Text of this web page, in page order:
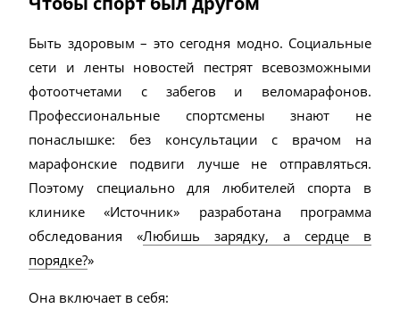
Быть здоровым – это сегодня модно. Социальные
сети и ленты новостей пестрят всевозможными
фотоотчетами с забегов и веломарафонов.
Профессиональные спортсмены знают не
понаслышке: без консультации с врачом на
марафонские подвиги лучше не отправляться.
Поэтому специально для любителей спорта в
клинике «Источник» разработана программа
обследования «Любишь зарядку, а сердце в
порядке?»
Она включает в себя: